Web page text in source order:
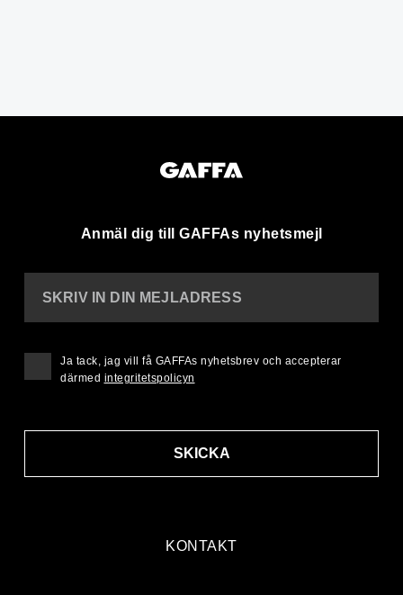
Anmäl dig till GAFFAs nyhetsmejl
KONTAKT
SKRIV IN DIN MEJLADRESS
SKICKA
Ja tack, jag vill få GAFFAs nyhetsbrev och accepterar
därmed integritetspolicyn